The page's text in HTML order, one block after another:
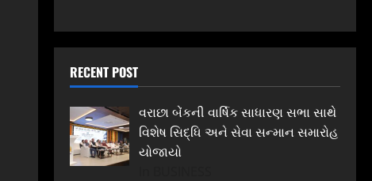
RECENT POST
વરાછા બેંકની વાર્ષિક સાધારણ સભા સાથે
વિશેષ સિદ્ધિ અને સેવા સન્માન સમારોહ
યોજાયો